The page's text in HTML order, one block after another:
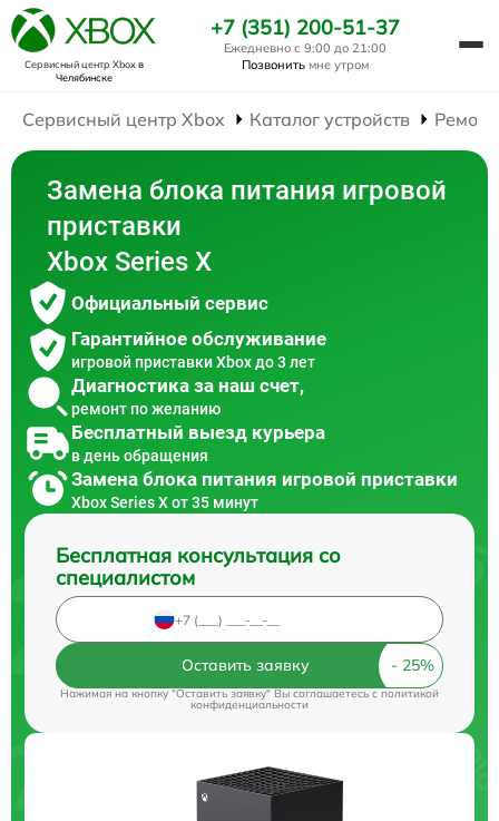
Сервисный центр Xboxв
Челябинске
+7 (351) 200-51-37
Ежедневно с 9:00 до 21:00
Позвонить мне утром
Сервисный центр Xbox Каталог устройств
Замена блока питания игровой
приставки
Xbox Series X
Официальный сервис
Гарантийное обслуживание
игровой приставки Xbox до 3 лет
Диагностика за наш счет,
ремонт по желанию
Бесплатный выезд курьера
в день обращения
Замена блока питания игровой приставки
Xbox Series X от 35 минут
Бесплатная консультация со
специалистом
Оставить заявку
Нажимая на кнопку "Оставить заявку" Вы соглашаетесь c политикой
конфиденциальности